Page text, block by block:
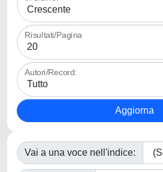
Risultati/Pagina
Autori/Record:
Vai a una voce nell'indice: